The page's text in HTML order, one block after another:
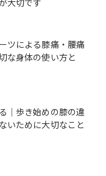
大切です
ツによる膝痛・腰痛
な身体の使い方と
｜歩き始めの膝の違
いために大切なこと